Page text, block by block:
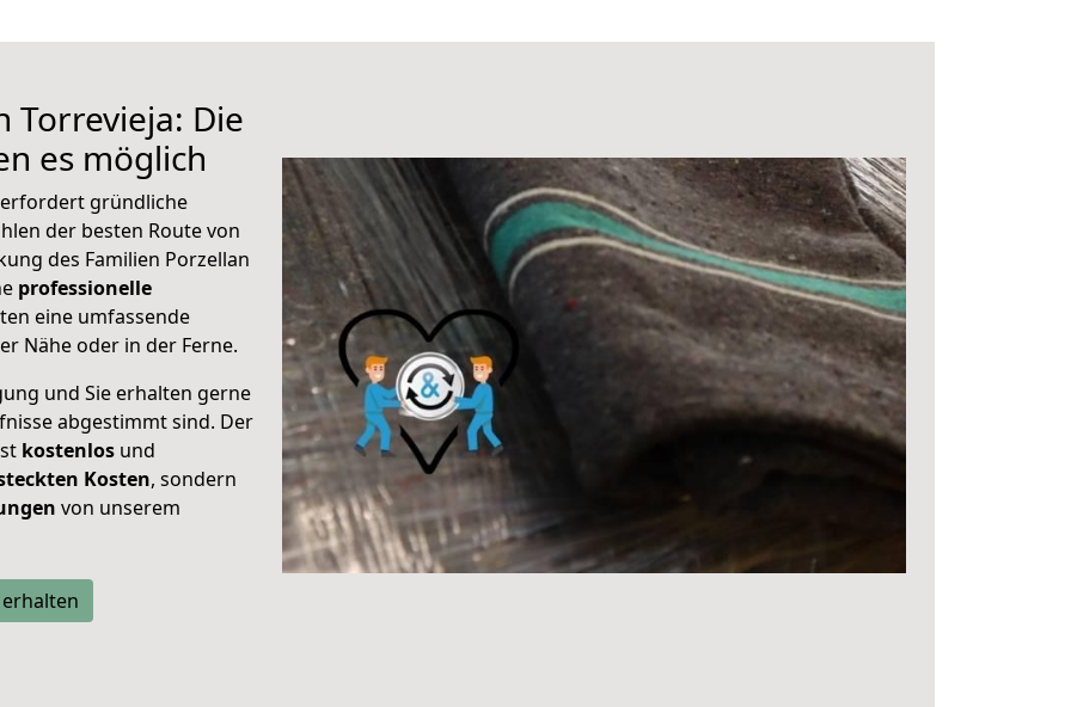
Torrevieja: Die
es möglich
gründliche
der besten Route von
des Familien Porzellan
professionelle
eine umfassende
Nähe oder in der Ferne.
und Sie erhalten gerne
abgestimmt sind. Der
kostenlos und
Kosten, sondern
von unserem